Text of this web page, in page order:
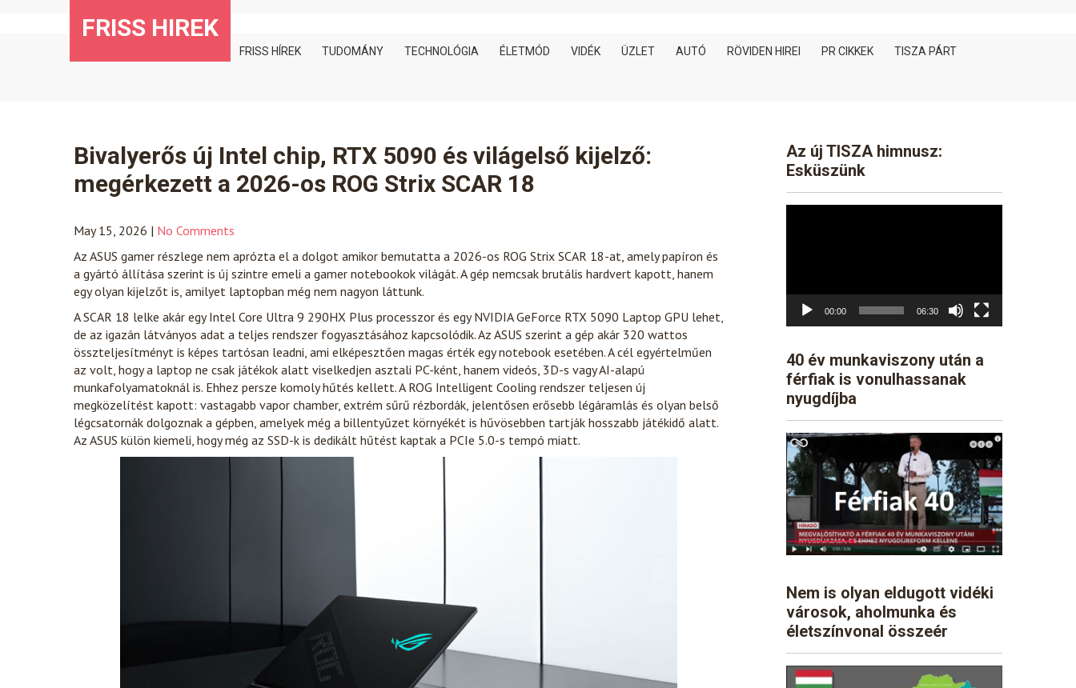
FRISS HIREK
FRISS HÍREK TUDOMÁNY TECHNOLÓGIA ÉLETMÓD VIDÉK ÜZLET AUTÓ RÖVIDEN HIREI PR CIKKEK TISZA PÁRT
Bivalyerős új Intel chip, RTX 5090 és világelső kijelző:
megérkezett a 2026-os ROG Strix SCAR 18
May 15, 2026 | No Comments
Az ASUS gamer részlege nem aprózta el a dolgot amikor bemutatta a 2026-os ROG Strix SCAR 18-at, amely papíron és
a gyártó állítása szerint is új szintre emeli a gamer notebookok világát. A gép nemcsak brutális hardvert kapott, hanem
egy olyan kijelzőt is, amilyet laptopban még nem nagyon láttunk.
A SCAR 18 lelke akár egy Intel Core Ultra 9 290HX Plus processzor és egy NVIDIA GeForce RTX 5090 Laptop GPU lehet,
de az igazán látványos adat a teljes rendszer fogyasztásához kapcsolódik. Az ASUS szerint a gép akár 320 wattos
összteljesítményt is képes tartósan leadni, ami elképesztően magas érték egy notebook esetében. A cél egyértelműen
az volt, hogy a laptop ne csak játékok alatt viselkedjen asztali PC-ként, hanem videós, 3D-s vagy AI-alapú
munkafolyamatoknál is. Ehhez persze komoly hűtés kellett. A ROG Intelligent Cooling rendszer teljesen új
megközelítést kapott: vastagabb vapor chamber, extrém sűrű rézbordák, jelentősen erősebb légáramlás és olyan belső
légcsatornák dolgoznak a gépben, amelyek még a billentyűzet környékét is hűvösebben tartják hosszabb játékidő alatt.
Az ASUS külön kiemeli, hogy még az SSD-k is dedikált hűtést kaptak a PCIe 5.0-s tempó miatt.
Az új TISZA himnusz:
Esküszünk
00:00 06:30
40 év munkaviszony után a
férfiak is vonulhassanak
nyugdíjba
Nem is olyan eldugott vidéki
városok, aholmunka és
életszínvonal összeér